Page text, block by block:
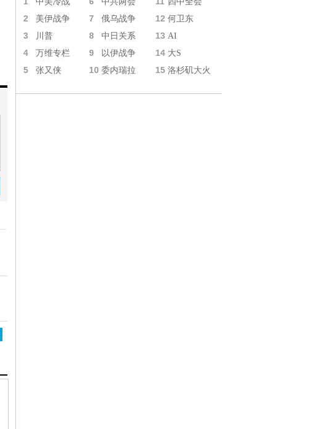
2 美伊战争 7 俄乌战争 12 何卫东
3 川普 8 中日关系 13 AI
4 万维专栏 9 以伊战争 14 大S
5 张又侠 10 委内瑞拉 15 洛杉矶大火